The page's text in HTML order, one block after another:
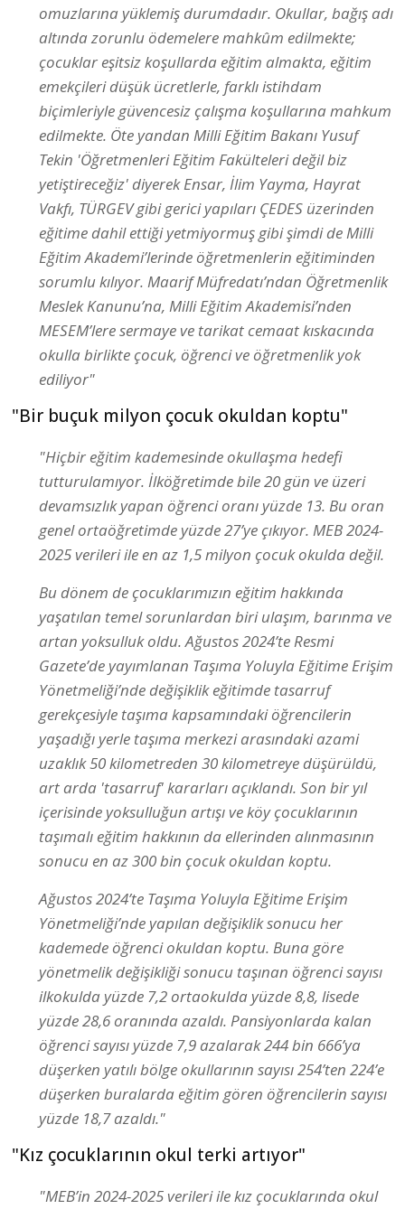
omuzlarına yüklemiş durumdadır. Okullar, bağış adı
altında zorunlu ödemelere mahkûm edilmekte;
çocuklar eşitsiz koşullarda eğitim almakta, eğitim
emekçileri düşük ücretlerle, farklı istihdam
biçimleriyle güvencesiz çalışma koşullarına mahkum
edilmekte. Öte yandan Milli Eğitim Bakanı Yusuf
Tekin 'Öğretmenleri Eğitim Fakülteleri değil biz
yetiştireceğiz' diyerek Ensar, İlim Yayma, Hayrat
Vakfı, TÜRGEV gibi gerici yapıları ÇEDES üzerinden
eğitime dahil ettiği yetmiyormuş gibi şimdi de Milli
Eğitim Akademi’lerinde öğretmenlerin eğitiminden
sorumlu kılıyor. Maarif Müfredatı’ndan Öğretmenlik
Meslek Kanunu’na, Milli Eğitim Akademisi’nden
MESEM’lere sermaye ve tarikat cemaat kıskacında
okulla birlikte çocuk, öğrenci ve öğretmenlik yok
ediliyor"
"Bir buçuk milyon çocuk okuldan koptu"
"Hiçbir eğitim kademesinde okullaşma hedefi
tutturulamıyor. İlköğretimde bile 20 gün ve üzeri
devamsızlık yapan öğrenci oranı yüzde 13. Bu oran
genel ortaöğretimde yüzde 27’ye çıkıyor. MEB 2024-
2025 verileri ile en az 1,5 milyon çocuk okulda değil.
Bu dönem de çocuklarımızın eğitim hakkında
yaşatılan temel sorunlardan biri ulaşım, barınma ve
artan yoksulluk oldu. Ağustos 2024’te Resmi
Gazete’de yayımlanan Taşıma Yoluyla Eğitime Erişim
Yönetmeliği’nde değişiklik eğitimde tasarruf
gerekçesiyle taşıma kapsamındaki öğrencilerin
yaşadığı yerle taşıma merkezi arasındaki azami
uzaklık 50 kilometreden 30 kilometreye düşürüldü,
art arda 'tasarruf' kararları açıklandı. Son bir yıl
içerisinde yoksulluğun artışı ve köy çocuklarının
taşımalı eğitim hakkının da ellerinden alınmasının
sonucu en az 300 bin çocuk okuldan koptu.
Ağustos 2024’te Taşıma Yoluyla Eğitime Erişim
Yönetmeliği’nde yapılan değişiklik sonucu her
kademede öğrenci okuldan koptu. Buna göre
yönetmelik değişikliği sonucu taşınan öğrenci sayısı
ilkokulda yüzde 7,2 ortaokulda yüzde 8,8, lisede
yüzde 28,6 oranında azaldı. Pansiyonlarda kalan
öğrenci sayısı yüzde 7,9 azalarak 244 bin 666’ya
düşerken yatılı bölge okullarının sayısı 254’ten 224’e
düşerken buralarda eğitim gören öğrencilerin sayısı
yüzde 18,7 azaldı."
"Kız çocuklarının okul terki artıyor"
"MEB’in 2024-2025 verileri ile kız çocuklarında okul